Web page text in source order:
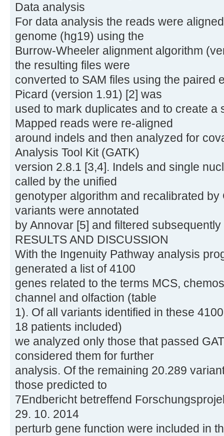
Data analysis
For data analysis the reads were
genome (hg19) using the
Burrow-Wheeler alignment algorithm
the resulting files were
converted to SAM files using the paired
Picard (version 1.91) [2] was
used to mark duplicates and to create a
Mapped reads were re-aligned
around indels and then analyzed for
Analysis Tool Kit (GATK)
version 2.8.1 [3,4]. Indels and single
called by the unified
genotyper algorithm and recalibrated by
variants were annotated
by Annovar [5] and filtered
RESULTS AND DISCUSSION
With the Ingenuity Pathway analysis
generated a list of 4100
genes related to the terms MCS,
channel and olfaction (table
1). Of all variants identified in these
18 patients included)
we analyzed only those that passed
considered them for further
analysis. Of the remaining 20.289
those predicted to
7Endbericht betreffend
29. 10. 2014
perturb gene function were included in